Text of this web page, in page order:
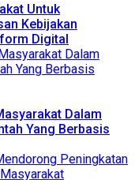
Untuk
Kebijakan
Digital
Dalam
Yang Berbasis